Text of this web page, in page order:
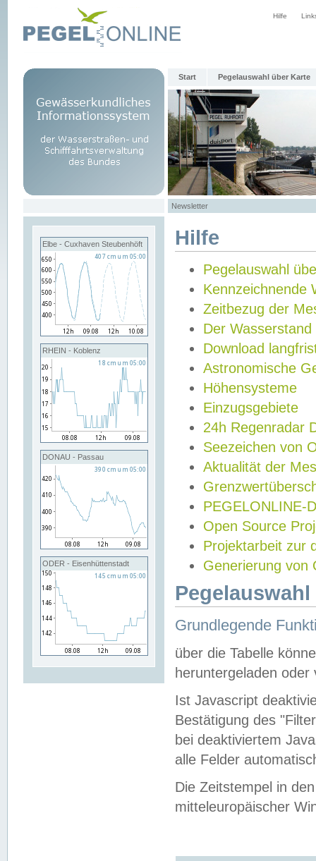
Hilfe
Start Pegelauswahl über Karte
Newsletter
Elbe - Cuxhaven Steubenhöft
RHEIN - Koblenz
DONAU - Passau
ODER - Eisenhüttenstadt
Hilfe
Pegelauswahl
Kennzeichnende
Zeitbezug der
Der Wasserstand
Download
Astronomische
Höhensysteme
Einzugsgebiete
24h Regenradar
Seezeichen von
Aktualität der
PEGELONLINE-
Open Source
Projektarbeit zur
Generierung von
Grundlegende
über die Tabelle
heruntergeladen oder
Ist Javascript
Bestätigung des
bei deaktiviertem
alle Felder
Die Zeitstempel in
mitteleuropäischer